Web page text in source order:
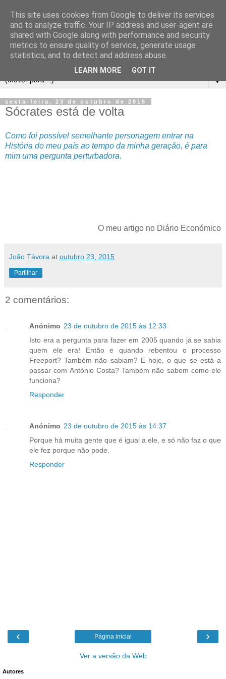
▼
sexta-feira, 23 de outubro de 2015
Sócrates está de volta
Como foi possível semelhante personagem entrar na
História do meu país ao tempo da minha geração, é para
mim uma pergunta perturbadora.
O meu artigo no Diário Económico
João Távora at outubro 23, 2015
Partilhar
2 comentários:
Anónimo 23 de outubro de 2015 às 12:33
Isto era a pergunta para fazer em 2005 quando já se sabia
quem ele era! Então e quando rebentou o processo
Freeport? Também não sabiam? E hoje, o que se está a
passar com António Costa? Também não sabem como ele
funciona?
Responder
Anónimo 23 de outubro de 2015 às 14:37
Porque há muita gente que é igual a ele, e só não faz o que
ele fez porque não pode.
Responder
‹ ›
Página inicial
Ver a versão da Web
Autores
This site uses cookies from Google to deliver its services
and to analyze traffic. Your IP address and user-agent are
shared with Google along with performance and security
metrics to ensure quality of service, generate usage
statistics, and to detect and address abuse.
LEARN MORE GOT IT